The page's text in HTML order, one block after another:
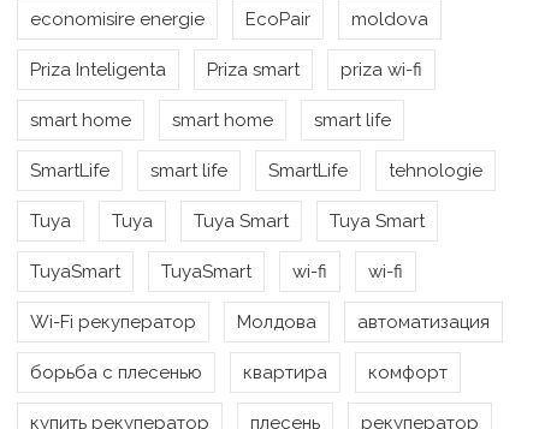
economisire energie EcoPair moldova
Priza Inteligenta Priza smart priza wi-fi
smart home smart home smart life
SmartLife smart life SmartLife tehnologie
Tuya Tuya Tuya Smart Tuya Smart
TuyaSmart TuyaSmart wi-fi wi-fi
Wi-Fi рекуператор Молдова автоматизация
борьба с плесенью квартира комфорт
купить рекуператор плесень рекуператор